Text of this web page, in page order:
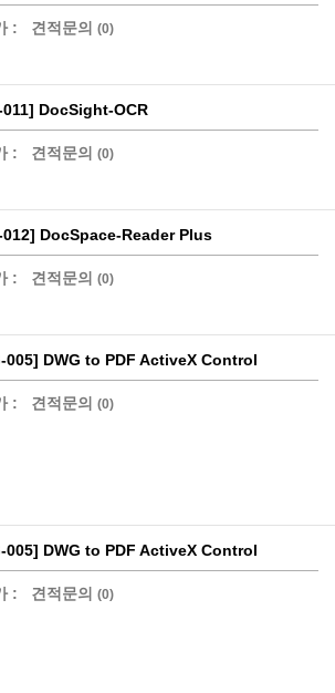
: 견적문의 (0)
011] DocSight-OCR
: 견적문의 (0)
012] DocSpace-Reader Plus
: 견적문의 (0)
005] DWG to PDF ActiveX Control
: 견적문의 (0)
005] DWG to PDF ActiveX Control
: 견적문의 (0)